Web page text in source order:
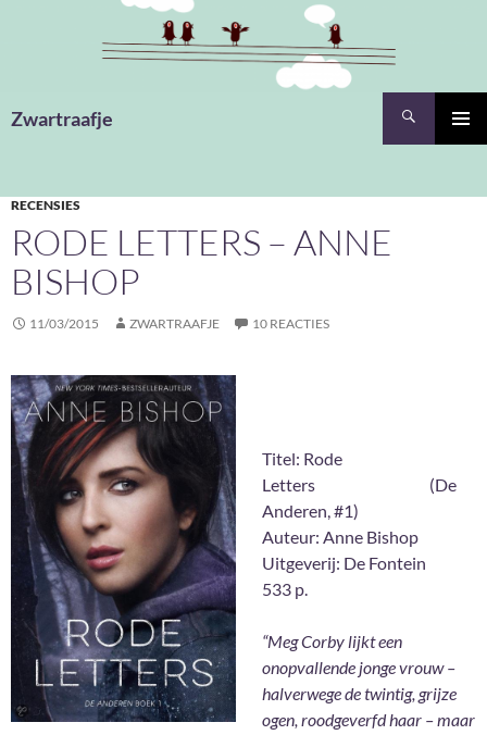
Zwartraafje
RECENSIES
RODE LETTERS – ANNE
BISHOP
11/03/2015 ZWARTRAAFJE 10 REACTIES
Titel: Rode
Letters (De
Anderen, #1)
Auteur: Anne Bishop
Uitgeverij: De Fontein
533 p.
“Meg Corby lijkt een
onopvallende jonge vrouw –
halverwege de twintig, grijze
ogen, roodgeverfd haar – maar